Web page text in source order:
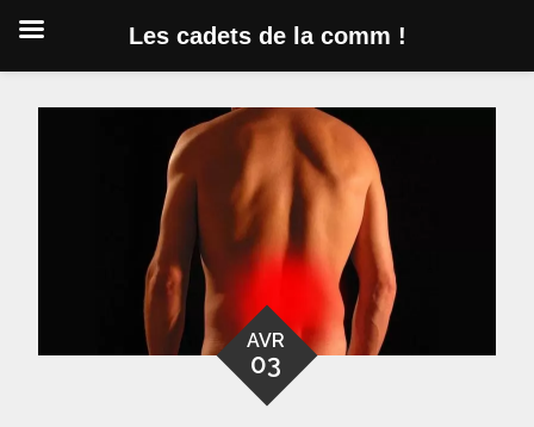
AVR
03
Les cadets de la comm !